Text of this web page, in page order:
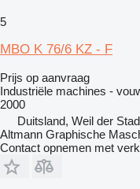
5
MBO K 76/6 KZ - F
Prijs op aanvraag
Industriële machines -
2000
Duitsland, Weil der
Altmann Graphische
Contact opnemen met